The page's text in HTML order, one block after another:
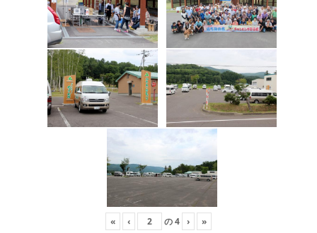
« ‹ の4 › »